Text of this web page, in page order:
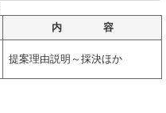
内 容
提案理由説明～採決ほか